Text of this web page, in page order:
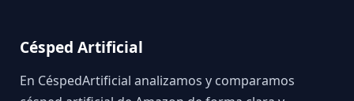
Césped Artificial
En CéspedArtificial analizamos y comparamos